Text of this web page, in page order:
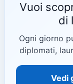
Vuoi
di
Ogni giorno
diplomati,
Vedi